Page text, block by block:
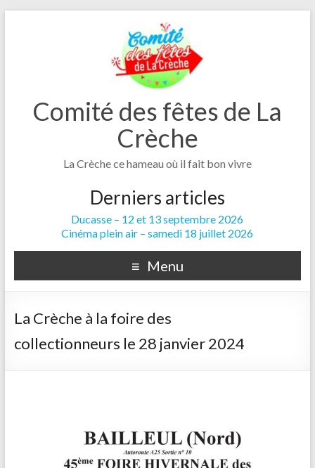
Comité des fêtes de La
Crèche
La Crèche ce hameau où il fait bon vivre
Derniers articles
Ducasse – 12 et 13 septembre 2026
Cinéma plein air – samedi 18 juillet 2026
Menu
La Crèche à la foire des
collectionneurs le 28 janvier 2024